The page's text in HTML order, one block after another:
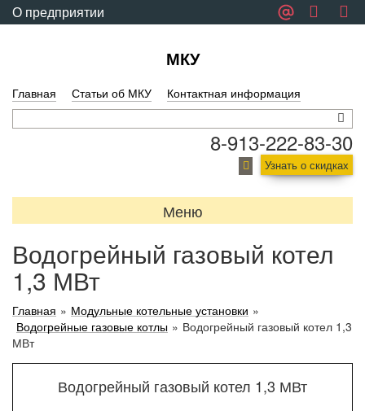
О предприятии
МКУ
Главная Статьи об МКУ Контактная информация
8-913-222-83-30
Узнать о скидках
Меню
Водогрейный газовый котел
1,3 МВт
Главная » Модульные котельные установки »
Водогрейные газовые котлы » Водогрейный газовый котел 1,3
МВт
Водогрейный газовый котел 1,3 МВт